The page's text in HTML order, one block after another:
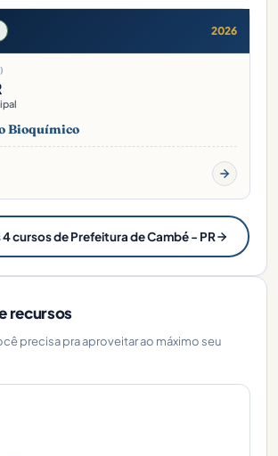
2026
Bioquímico
cursos de Prefeitura de Cambé - PR
recursos
precisa pra aproveitar ao máximo seu